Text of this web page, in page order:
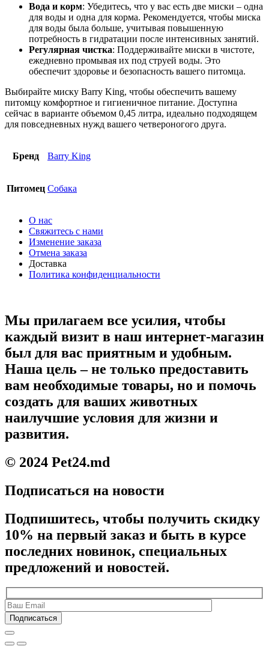
Вода и корм: Убедитесь, что у вас есть две миски – одна
для воды и одна для корма. Рекомендуется, чтобы миска
для воды была больше, учитывая повышенную
потребность в гидратации после интенсивных занятий.
Регулярная чистка: Поддерживайте миски в чистоте,
ежедневно промывая их под струей воды. Это
обеспечит здоровье и безопасность вашего питомца.
Выбирайте миску Barry King, чтобы обеспечить вашему
питомцу комфортное и гигиеничное питание. Доступна
сейчас в варианте объемом 0,45 литра, идеально подходящем
для повседневных нужд вашего четвероногого друга.
Бренд Barry King
Питомец Собака
О нас
Свяжитесь с нами
Изменение заказа
Отмена заказа
Доставка
Политика конфиденциальности
Мы прилагаем все усилия, чтобы
каждый визит в наш интернет-магазин
был для вас приятным и удобным.
Наша цель – не только предоставить
вам необходимые товары, но и помочь
создать для ваших животных
наилучшие условия для жизни и
развития.
© 2024 Pet24.md
Подписаться на новости
Подпишитесь, чтобы получить скидку
10% на первый заказ и быть в курсе
последних новинок, специальных
предложений и новостей.